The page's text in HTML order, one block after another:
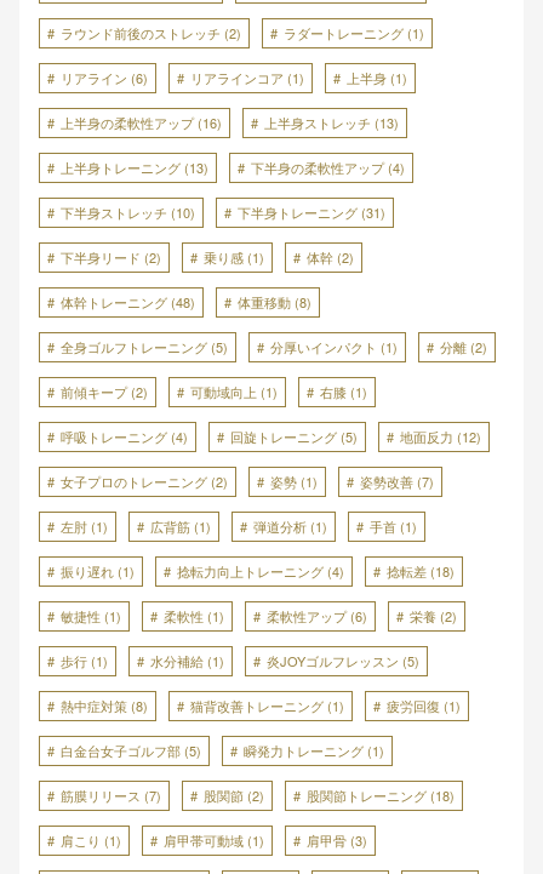
ラウンド前後のストレッチ (2) ラダートレーニング (1)
リアライン (6) リアラインコア (1) 上半身 (1)
上半身の柔軟性アップ(16) 上半身ストレッチ (13)
上半身トレーニング (13) 下半身の柔軟性アップ(4)
下半身ストレッチ (10) 下半身トレーニング (31)
下半身リード (2) 乗り感 (1) 体幹 (2)
体幹トレーニング (48) 体重移動 (8)
全身ゴルフトレーニング (5) 分厚いインパクト (1) 分離 (2)
前傾キープ(2) 可動域向上 (1) 右膝 (1)
呼吸トレーニング (4) 回旋トレーニング (5) 地面反力 (12)
女子プロのトレーニング (2) 姿勢 (1) 姿勢改善 (7)
左肘 (1) 広背筋 (1) 弾道分析 (1) 手首 (1)
振り遅れ (1) 捻転力向上トレーニング (4) 捻転差 (18)
敏捷性 (1) 柔軟性 (1) 柔軟性アップ(6) 栄養 (2)
歩行 (1) 水分補給 (1) 炎JOYゴルフレッスン (5)
熱中症対策 (8) 猫背改善トレーニング (1) 疲労回復 (1)
白金台女子ゴルフ部 (5) 瞬発力トレーニング (1)
筋膜リリース (7) 股関節 (2) 股関節トレーニング (18)
肩こり (1) 肩甲帯可動域 (1) 肩甲骨 (3)